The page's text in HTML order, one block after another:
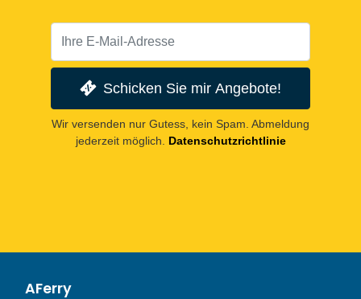
Schicken Sie mir Angebote!
Wir versenden nur Gutess, kein Spam. Abmeldung
jederzeit möglich.
Datenschutzrichtlinie
AFerry